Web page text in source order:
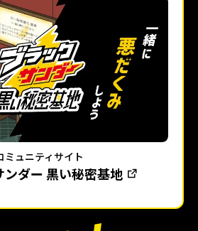
ミュニティサイト
ンダー 黒い秘密基地